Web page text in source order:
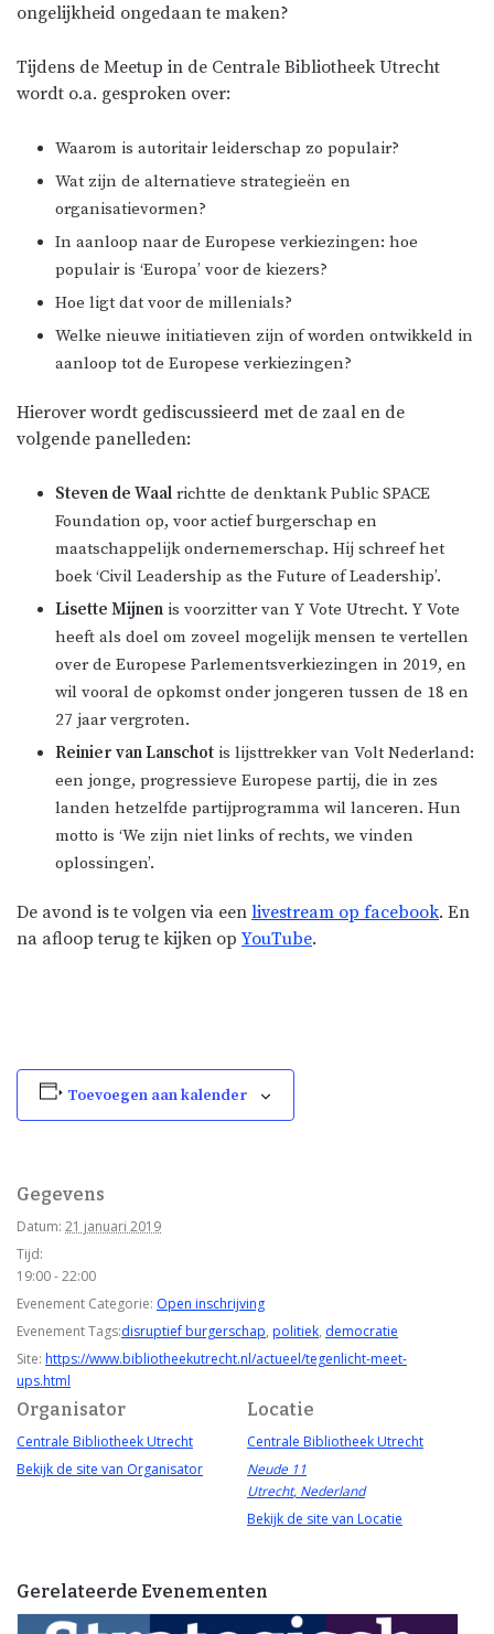
ongelijkheid ongedaan te maken?
Tijdens de Meetup in de Centrale Bibliotheek Utrecht
wordt o.a. gesproken over:
Waarom is autoritair leiderschap zo populair?
Wat zijn de alternatieve strategieën en
organisatievormen?
In aanloop naar de Europese verkiezingen: hoe
populair is ‘Europa’ voor de kiezers?
Hoe ligt dat voor de millenials?
Welke nieuwe initiatieven zijn of worden ontwikkeld in
aanloop tot de Europese verkiezingen?
Hierover wordt gediscussieerd met de zaal en de
volgende panelleden:
Steven de Waal richtte de denktank Public SPACE
Foundation op, voor actief burgerschap en
maatschappelijk ondernemerschap. Hij schreef het
boek ‘Civil Leadership as the Future of Leadership’.
Lisette Mijnen is voorzitter van Y Vote Utrecht. Y Vote
heeft als doel om zoveel mogelijk mensen te vertellen
over de Europese Parlementsverkiezingen in 2019, en
wil vooral de opkomst onder jongeren tussen de 18 en
27 jaar vergroten.
Reinier van Lanschot is lijsttrekker van Volt Nederland:
een jonge, progressieve Europese partij, die in zes
landen hetzelfde partijprogramma wil lanceren. Hun
motto is ‘We zijn niet links of rechts, we vinden
oplossingen’.
De avond is te volgen via een livestream op facebook. En
na afloop terug te kijken op YouTube.
Toevoegen aan kalender
Gegevens
Datum: 21 januari 2019
Tijd:
19:00 - 22:00
Evenement Categorie: Open inschrijving
Evenement Tags:disruptief burgerschap, politiek, democratie
Site: https://www.bibliotheekutrecht.nl/actueel/tegenlicht-meet-
ups.html
Locatie
Centrale Bibliotheek Utrecht
Neude 11
Utrecht, Nederland
Bekijk de site van Locatie
Organisator
Centrale Bibliotheek Utrecht
Bekijk de site van Organisator
Gerelateerde Evenementen